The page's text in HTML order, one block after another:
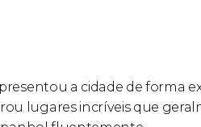
a cidade de forma
lugares incríveis que